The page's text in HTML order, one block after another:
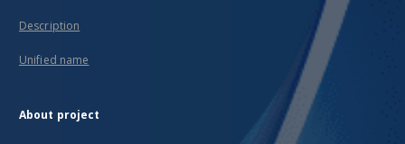
Description
Unified name
About project